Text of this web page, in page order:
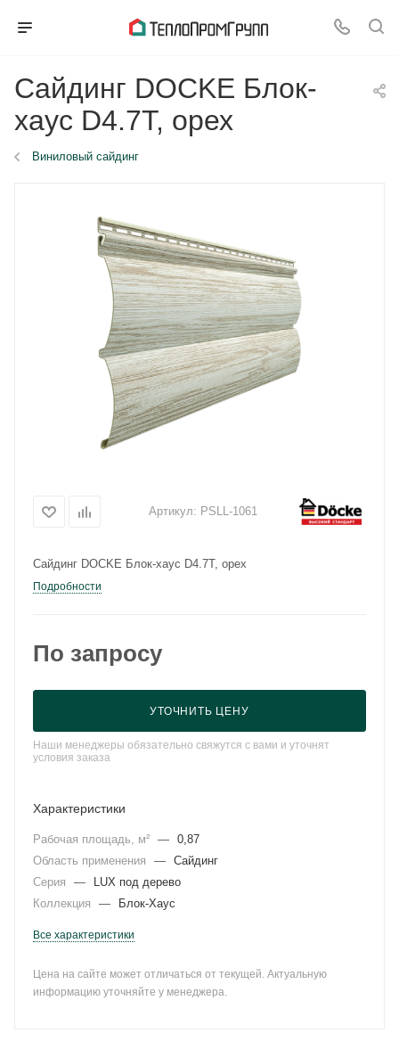
Сайдинг DOCKE Блок-
хаус D4.7T, орех
Виниловый сайдинг
Артикул: PSLL-1061
Сайдинг DOCKE Блок-хаус D4.7T, орех
Подробности
По запросу
УТОЧНИТЬ ЦЕНУ
Наши менеджеры обязательно свяжутся с вами и уточнят
условия заказа
Характеристики
Рабочая площадь, м² — 0,87
Область применения
— Сайдинг
Серия
—
LUX под дерево
Коллекция
— Блок-Хаус
Все характеристики
Цена на сайте может отличаться от текущей. Актуальную
информацию уточняйте у менеджера.